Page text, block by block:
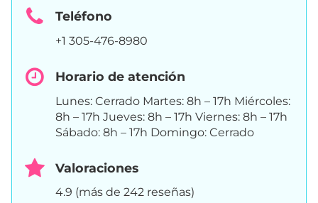
Teléfono
+1 305-476-8980
Horario de atención
Lunes: Cerrado Martes: 8h – 17h Miércoles:
8h – 17h Jueves: 8h – 17h Viernes: 8h – 17h
Sábado: 8h – 17h Domingo: Cerrado
Valoraciones
4.9 (más de 242 reseñas)